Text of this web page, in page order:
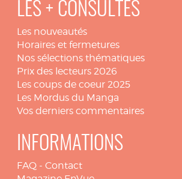
LES + CONSULTÉS
Les nouveautés
Horaires et fermetures
Nos sélections thématiques
Prix des lecteurs 2026
Les coups de coeur 2025
Les Mordus du Manga
Vos derniers commentaires
INFORMATIONS
FAQ - Contact